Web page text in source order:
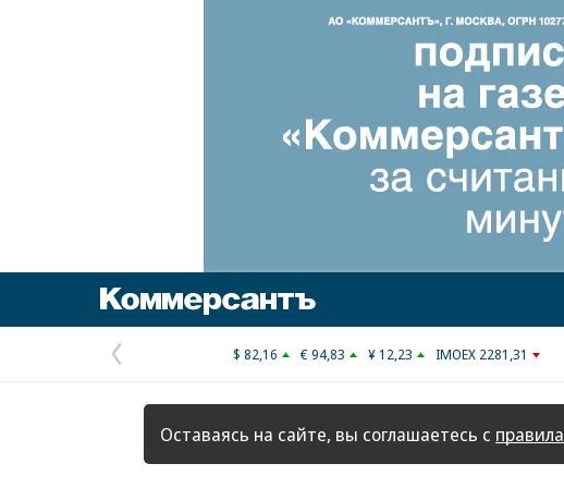
Предыдущая
страница
$ 82,16 € 94,83 ¥ 12,23 IMOEX 2281,31
Оставаясь на сайте, вы соглашаетесь с